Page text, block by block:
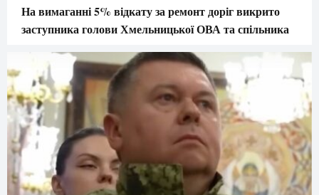
На вимаганні 5% відкату за ремонт доріг викрито
заступника голови Хмельницької ОВА та спільника